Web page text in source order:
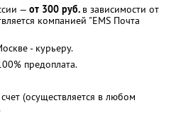
— от 300 руб. в зависимости от
компанией "EMS Почта
- курьеру.
предоплата.
(осуществляется в любом